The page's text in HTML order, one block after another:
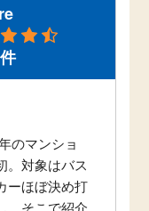
のマンショ
。対象はバス
ーほぼ決め打
、そこで紹介